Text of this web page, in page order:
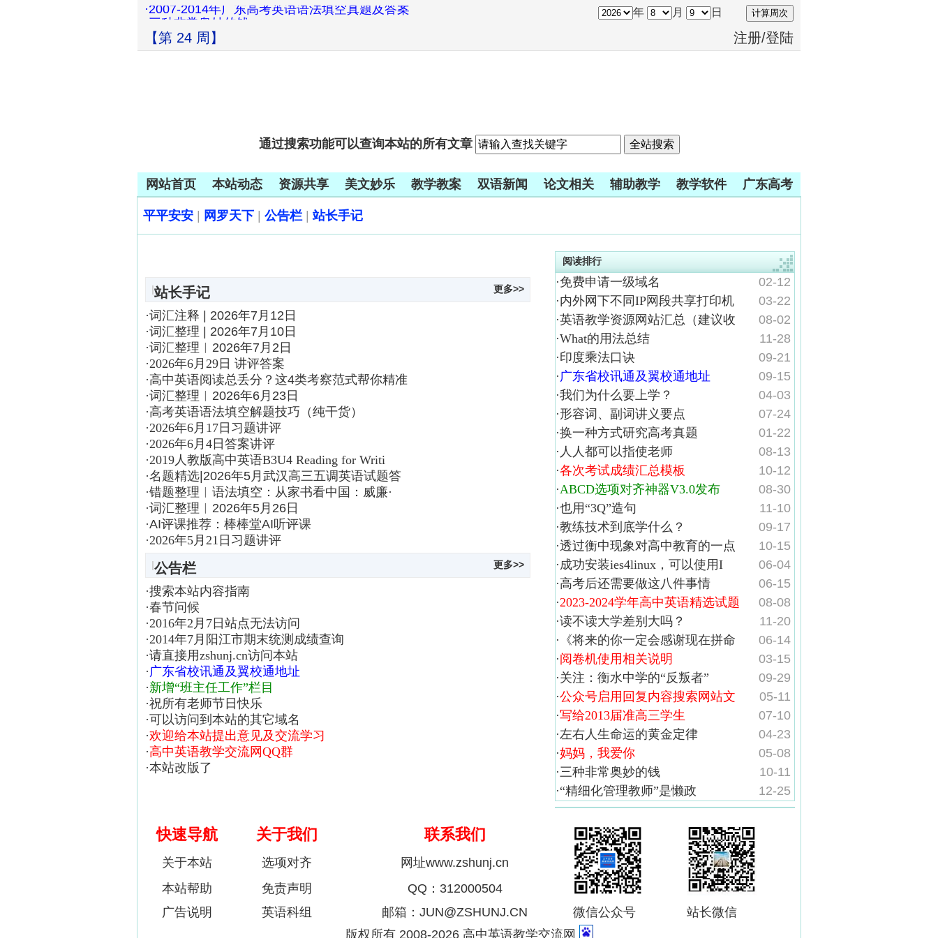
·三种非常奥妙的钱
·教师备课教学经常用到的10种软件
·十种教育方式让孩子超级反感
·2007-2014年广东高考英语语法填空真题及答案
·教师备课教学经常用到的10种软件
·十种教育方式让孩子超级反感
·高三月考如果发现努力和成绩不成比例怎么办？
年 月 日 计算周次
【第 24 周】 注册/登陆
通过搜索功能可以查询本站的所有文章
网站首页 本站动态 资源共享 美文妙乐 教学教案 双语新闻 论文相关 辅助教学 教学软件 广东高考
平平安安 网罗天下 公告栏 站长手记
站长手记
| 更多>>
·词汇注释 | 2026年7月12日
·词汇整理 | 2026年7月10日
·词汇整理︱2026年7月2日
·2026年6月29日 讲评答案
·高中英语阅读总丢分？这4类考察范式帮你精准
·词汇整理︱2026年6月23日
·高考英语语法填空解题技巧（纯干货）
·2026年6月17日习题讲评
·2026年6月4日答案讲评
·2019人教版高中英语B3U4 Reading for Writi
·名题精选|2026年5月武汉高三五调英语试题答
·错题整理︱语法填空：从家书看中国：威廉·
·词汇整理︱2026年5月26日
·AI评课推荐：棒棒堂AI听评课
·2026年5月21日习题讲评
公告栏
| 更多>>
·搜索本站内容指南
·春节问候
·2016年2月7日站点无法访问
·2014年7月阳江市期末统测成绩查询
·请直接用zshunj.cn访问本站
· 广东省校讯通及翼校通地址
·新增“班主任工作”栏目
·祝所有老师节日快乐
·可以访问到本站的其它域名
·欢迎给本站提出意见及交流学习
·高中英语教学交流网QQ群
·本站改版了
阅读排行
·免费申请一级域名
02-12
·内外网下不同IP网段共享打印机
03-22
·英语教学资源网站汇总（建议收
08-02
·What的用法总结
11-28
·印度乘法口诀
09-21
· 广东省校讯通及翼校通地址
09-15
·我们为什么要上学？
04-03
·形容词、副词讲义要点
07-24
·换一种方式研究高考真题
01-22
· 人人都可以指使老师
08-13
·各次考试成绩汇总模板
10-12
·ABCD选项对齐神器V3.0发布
08-30
·也用“3Q”造句
11-10
·教练技术到底学什么？
09-17
·透过衡中现象对高中教育的一点
10-15
·成功安装ies4linux，可以使用I
06-04
·高考后还需要做这八件事情
06-15
·2023-2024学年高中英语精选试题
08-08
·读不读大学差别大吗？
11-20
· 《将来的你一定会感谢现在拼命
06-14
·阅卷机使用相关说明
03-15
·关注：衡水中学的“反叛者”
09-29
·公众号启用回复内容搜索网站文
05-11
·写给2013届准高三学生
07-10
·左右人生命运的黄金定律
04-23
·妈妈，我爱你
05-08
·三种非常奥妙的钱
10-11
·“精细化管理教师”是懒政 12-25
快速导航 关于我们 联系我们
关于本站 选项对齐
网址www.zshunj.cn
本站帮助
免责声明
QQ：312000504
广告说明
英语科组 邮箱：JUN@ZSHUNJ.CN 微信公众号
站长微信
版权所有 2008-2026 高中英语教学交流网